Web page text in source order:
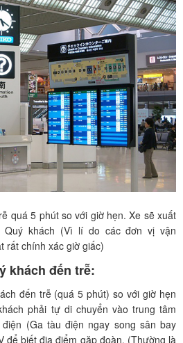
quá 5 phút so với giờ hẹn. Xe sẽ xuất
Quý khách (Vì lí do các đơn vị vận
rất chính xác giờ giấc)
khách đến trễ:
đến trễ (quá 5 phút) so với giờ hẹn
phải tự di chuyển vào trung tâm
(Ga tàu điện ngay song sân bay
để biết đia điểm gặp đoàn. (Thường là